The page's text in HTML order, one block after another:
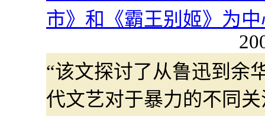
市》和《霸王别姬》为
“该文探讨了从鲁迅到余
代文艺对于暴力的不同